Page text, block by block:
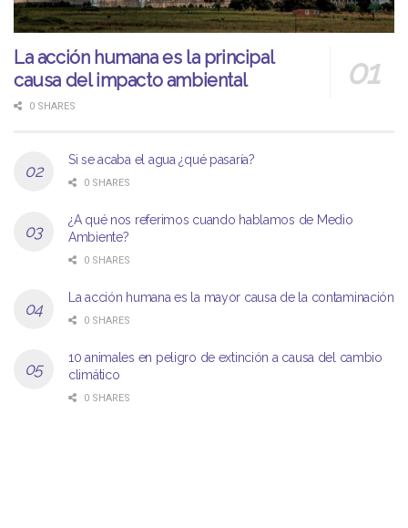
La acción humana es la principal
causa del impacto ambiental
0 SHARES
Si se acaba el agua ¿qué pasaría?
0 SHARES
¿A qué nos referimos cuando hablamos de Medio
Ambiente?
0 SHARES
La acción humana es la mayor causa de la contaminación
0 SHARES
10 animales en peligro de extinción a causa del cambio
climático
0 SHARES